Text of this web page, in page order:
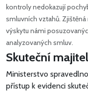
kontroly nedokazují
smluvních vztahů.
výskytu námi
analyzovaných smluv.
Skuteční
Ministerstvo
přístup k evidenci